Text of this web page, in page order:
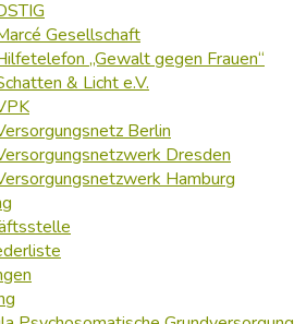
Gesellschaft
„Gewalt gegen Frauen“
& Licht e.V.
Berlin
Dresden
Hamburg